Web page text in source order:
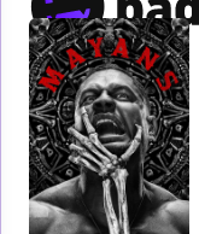
Home TV